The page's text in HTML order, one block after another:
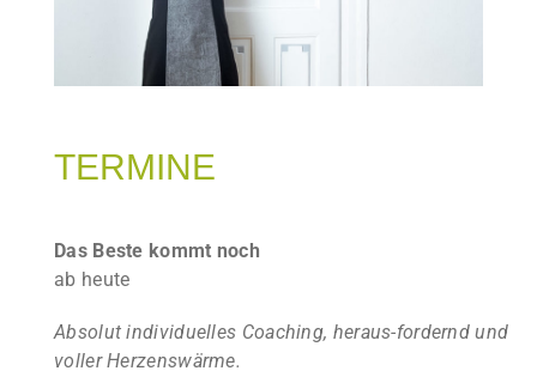
TERMINE
Das Beste kommt noch
ab heute
Absolut individuelles Coaching, heraus-fordernd und
voller Herzenswärme.